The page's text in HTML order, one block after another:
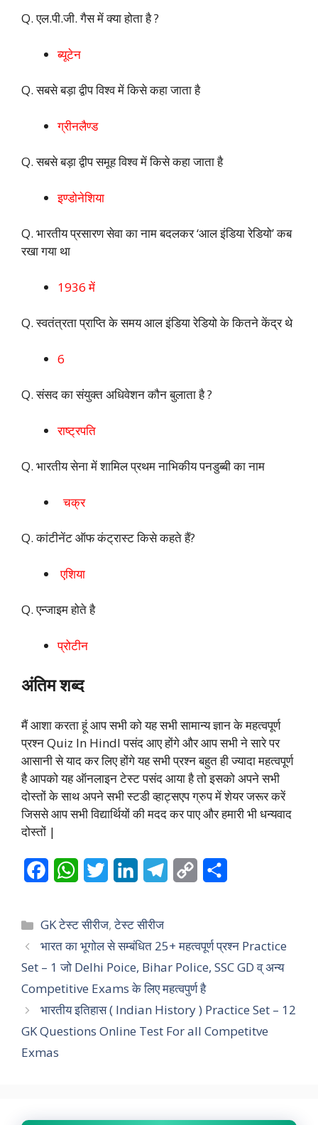
Q. एल.पी.जी. गैस में क्या होता है ?
ब्यूटेन
Q. सबसे बड़ा द्वीप विश्व में किसे कहा जाता है
ग्रीनलैण्ड
Q. सबसे बड़ा द्वीप समूह विश्व में किसे कहा जाता है
इण्डोनेशिया
Q. भारतीय प्रसारण सेवा का नाम बदलकर ‘आल इंडिया रेडियो’ कब
रखा गया था
1936 में
Q. स्वतंत्रता प्राप्ति के समय आल इंडिया रेडियो के कितने केंद्र थे
6
Q. संसद का संयुक्त अधिवेशन कौन बुलाता है ?
राष्ट्रपति
Q. भारतीय सेना में शामिल प्रथम नाभिकीय पनडुब्बी का नाम
चक्र
Q. कांटीनेंट ऑफ कंट्रास्ट किसे कहते हैं?
एशिया
Q. एन्जाइम होते है
प्रोटीन
अंतिम शब्द
मैं आशा करता हूं आप सभी को यह सभी सामान्य ज्ञान के महत्वपूर्ण
प्रश्न Quiz In HindI पसंद आए होंगे और आप सभी ने सारे पर
आसानी से याद कर लिए होंगे यह सभी प्रश्न बहुत ही ज्यादा महत्वपूर्ण
है आपको यह ऑनलाइन टेस्ट पसंद आया है तो इसको अपने सभी
दोस्तों के साथ अपने सभी स्टडी व्हाट्सएप ग्रुप में शेयर जरूर करें
जिससे आप सभी विद्यार्थियों की मदद कर पाए और हमारी भी धन्यवाद
दोस्तों |
c
e
b
o
o
k
W
a
t
s
A
p
p
i
t
t
e
r
n
k
e
d
I
n
e
g
r
a
m
y
L
i
n
k
r
e
Categories
GK टेस्ट सीरीज,टेस्ट सीरीज
भारत का भूगोल से सम्बंधित 25+ महत्वपूर्ण प्रश्न Practice
Set – 1 जो Delhi Poice, Bihar Police, SSC GD व् अन्य
Competitive Exams के लिए महत्वपुर्ण है
भारतीय इतिहास ( Indian History ) Practice Set – 12
GK Questions Online Test For all Competitve
Exmas